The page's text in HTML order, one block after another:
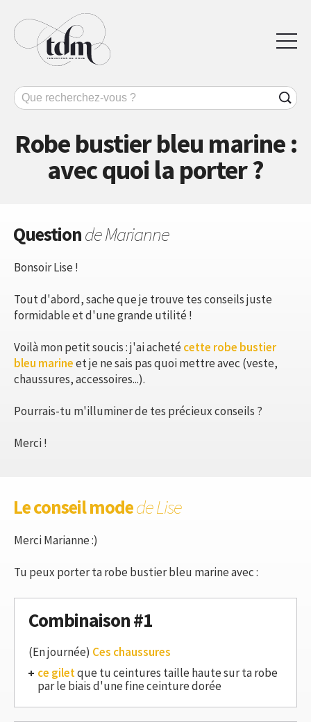
Robe bustier bleu marine :
avec quoi la porter ?
Questionde Marianne
Bonsoir Lise !
Tout d'abord, sache que je trouve tes conseils juste
formidable et d'une grande utilité !
Voilà mon petit soucis : j'ai acheté cette robe bustier
bleu marineet je ne sais pas quoi mettre avec (veste,
chaussures, accessoires...).
Pourrais-tu m'illuminer de tes précieux conseils ?
Merci !
Le conseil modede Lise
Merci Marianne :)
Tu peux porter ta robe bustier bleu marine avec :
Combinaison #1
(En journée) Ces chaussures
ce giletque tu ceintures taille haute sur ta robe
par le biais d'une fine ceinture dorée